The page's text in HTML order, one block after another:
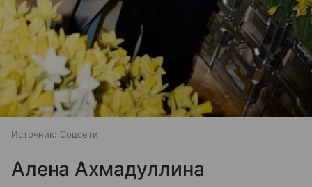
Источник: Соцсети
Алена Ахмадуллина